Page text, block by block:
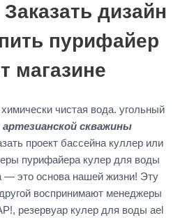
дизайн
пурифайер
магазине
чистая вода. угольный
артезианской скважины
проект бассейна куллер или
пурифайера кулер для воды
— это основа нашей жизни! Эту
воспринимают менеджеры
резервуар кулер для воды ael